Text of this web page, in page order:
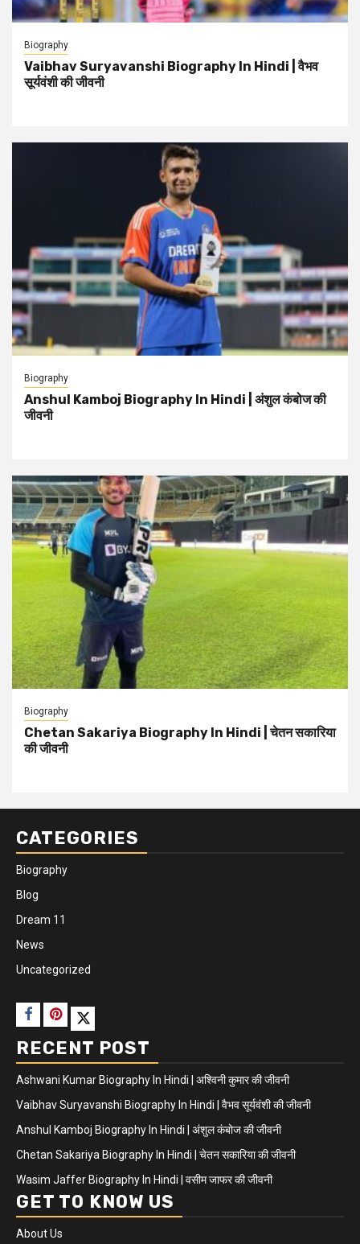
Biography
Vaibhav Suryavanshi Biography In Hindi | वैभव
सूर्यवंशी की जीवनी
Biography
Anshul Kamboj Biography In Hindi | अंशुल कंबोज की
जीवनी
Biography
Chetan Sakariya Biography In Hindi | चेतन सकारिया
की जीवनी
CATEGORIES
Biography
Blog
Dream 11
News
Uncategorized
RECENT POST
Ashwani Kumar Biography In Hindi | अश्विनी कुमार की जीवनी
Vaibhav Suryavanshi Biography In Hindi | वैभव सूर्यवंशी की जीवनी
Anshul Kamboj Biography In Hindi | अंशुल कंबोज की जीवनी
Chetan Sakariya Biography In Hindi | चेतन सकारिया की जीवनी
Wasim Jaffer Biography In Hindi | वसीम जाफर की जीवनी
GET TO KNOW US
About Us